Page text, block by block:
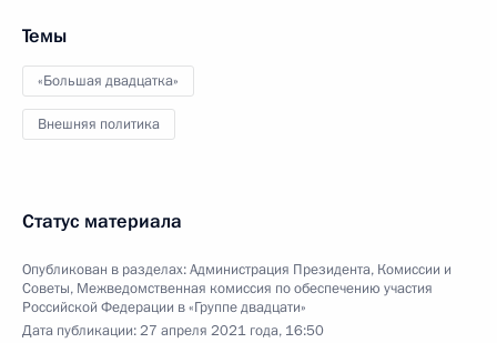
Темы
«Большая двадцатка»
Внешняя политика
Статус материала
Опубликован в разделах:Администрация Президента, Комиссии и
Советы, Межведомственная комиссия по обеспечению участия
Российской Федерации в «Группе двадцати»
Дата публикации:27 апреля 2021 года, 16:50